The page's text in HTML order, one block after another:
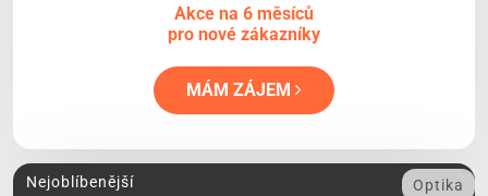
Akce na 6 měsíců
pro nové zákazníky
MÁM ZÁJEM
Nejoblíbenější Optika